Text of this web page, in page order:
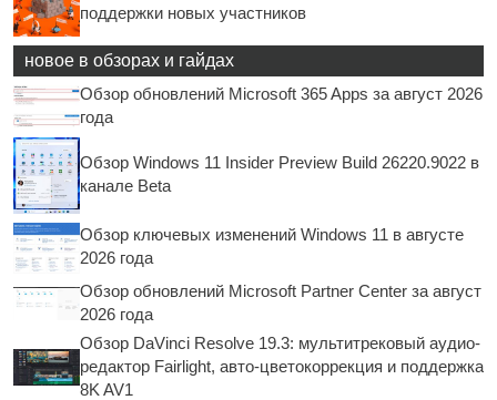
поддержки новых участников
новое в обзорах и гайдах
Обзор обновлений Microsoft 365 Apps за август 2026
года
Обзор Windows 11 Insider Preview Build 26220.9022 в
канале Beta
Обзор ключевых изменений Windows 11 в августе
2026 года
Обзор обновлений Microsoft Partner Center за август
2026 года
Обзор DaVinci Resolve 19.3: мультитрековый аудио-
редактор Fairlight, авто-цветокоррекция и поддержка
8K AV1